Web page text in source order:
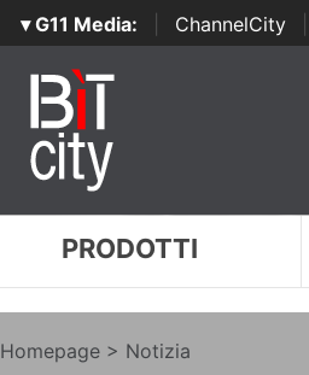
▾ G11 Media: ChannelCity
PRODOTTI
Homepage > Notizia